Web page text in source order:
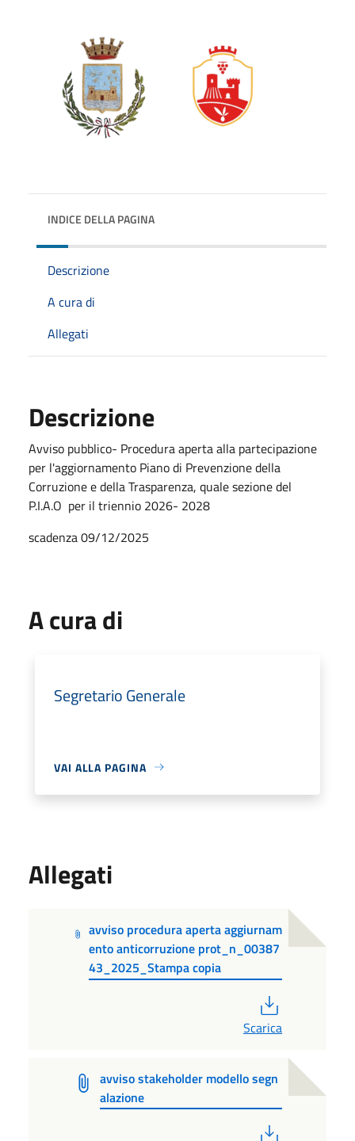
INDICE DELLA PAGINA
Descrizione
A cura di
Allegati
Descrizione
Avviso pubblico- Procedura aperta alla partecipazione
per l'aggiornamento Piano di Prevenzione della
Corruzione e della Trasparenza, quale sezione del
P.I.A.O per il triennio 2026- 2028
scadenza 09/12/2025
A cura di
Segretario Generale
VAI ALLA PAGINA
Allegati
avviso procedura aperta aggiurnam
ento anticorruzione prot_n_00387
43_2025_Stampa copia
Scarica
avviso stakeholder modello segn
alazione